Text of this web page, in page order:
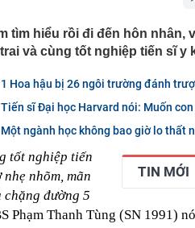
16:26
MB tự tin kế hoạch lợi nhuận
cứng” tỷ lệ cho vay bất động
Vượt Thái Lan, Việt Nam trở
ngược tình thế bất kỳ lúc
16:18
Mỹ đánh giá loại rau lọt top
16:16
Mốc quan trọng 06/8/2026:
hoàn thiện kết nối thanh toán
dân
16:11
Người mẹ sát hại con để trục
chung thân
tìm hiểu rồi đi đến hôn
và cùng tốt nghiệp tiến sĩ y
1 Hoa hậu bị 26 ngôi trường đánh
Tiến sĩ Đại học Harvard nói: Muốn
Một ngành học không bao giờ lo thất
TIN MỚI
tốt nghiệp tiến
nhõm, mãn
chặng đường 5
Phạm Thanh Tùng (SN 1991)